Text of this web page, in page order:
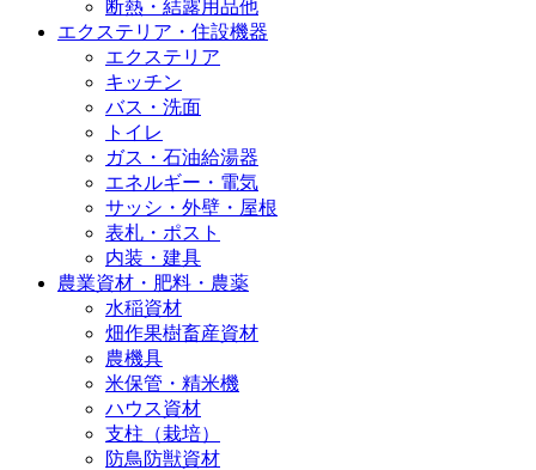
断熱・結露用品他
エクステリア・住設機器
エクステリア
キッチン
バス・洗面
トイレ
ガス・石油給湯器
エネルギー・電気
サッシ・外壁・屋根
表札・ポスト
内装・建具
農業資材・肥料・農薬
水稲資材
畑作果樹畜産資材
農機具
米保管・精米機
ハウス資材
支柱（栽培）
防鳥防獣資材